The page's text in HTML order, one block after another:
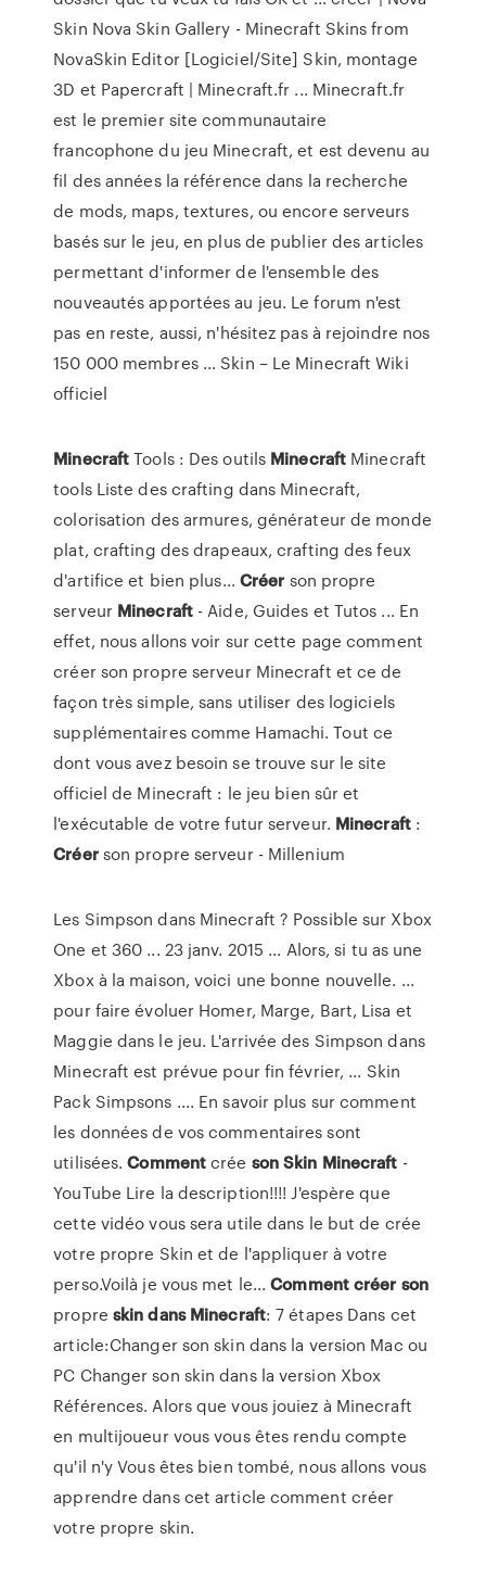
Skin Nova Skin Gallery - Minecraft Skins from
NovaSkin Editor [Logiciel/Site] Skin, montage
3D et Papercraft | Minecraft.fr ... Minecraft.fr
est le premier site communautaire
francophone du jeu Minecraft, et est devenu au
fil des années la référence dans la recherche
de mods, maps, textures, ou encore serveurs
basés sur le jeu, en plus de publier des articles
permettant d'informer de l'ensemble des
nouveautés apportées au jeu. Le forum n'est
pas en reste, aussi, n'hésitez pas à rejoindre nos
150 000 membres ... Skin – Le Minecraft Wiki
officiel
MinecraftTools : Des outils Minecraft Minecraft
tools Liste des crafting dans Minecraft,
colorisation des armures, générateur de monde
plat, crafting des drapeaux, crafting des feux
d'artifice et bien plus... Créer son propre
serveur Minecraft- Aide, Guides et Tutos ... En
effet, nous allons voir sur cette page comment
créer son propre serveur Minecraft et ce de
façon très simple, sans utiliser des logiciels
supplémentaires comme Hamachi. Tout ce
dont vous avez besoin se trouve sur le site
officiel de Minecraft : le jeu bien sûr et
l'exécutable de votre futur serveur. Minecraft:
Créerson propre serveur - Millenium
Les Simpson dans Minecraft ? Possible sur Xbox
One et 360 ... 23 janv. 2015 ... Alors, si tu as une
Xbox à la maison, voici une bonne nouvelle. ...
pour faire évoluer Homer, Marge, Bart, Lisa et
Maggie dans le jeu. L'arrivée des Simpson dans
Minecraft est prévue pour fin février, ... Skin
Pack Simpsons .... En savoir plus sur comment
les données de vos commentaires sont
utilisées.Commentcrée sonSkin Minecraft -
YouTube Lire la description!!!! J'espère que
cette vidéo vous sera utile dans le but de crée
votre propre Skin et de l'appliquer à votre
perso.Voilà je vous met le...Commentcréer son
propre skin dans Minecraft: 7 étapes Dans cet
article:Changer son skin dans la version Mac ou
PC Changer son skin dans la version Xbox
Références. Alors que vous jouiez à Minecraft
en multijoueur vous vous êtes rendu compte
qu'il n'y Vous êtes bien tombé, nous allons vous
apprendre dans cet article comment créer
votre propre skin.